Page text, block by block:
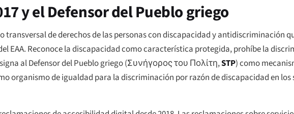
y el Defensor del Pueblo griego
transversal de derechos de las personas con discapacidad y antidiscriminación
EAA. Reconoce la discapacidad como característica protegida, prohíbe la
al Defensor del Pueblo griego (Συνήγορος του Πολίτη,STP) como
organismo de igualdad para la discriminación por razón de discapacidad en los